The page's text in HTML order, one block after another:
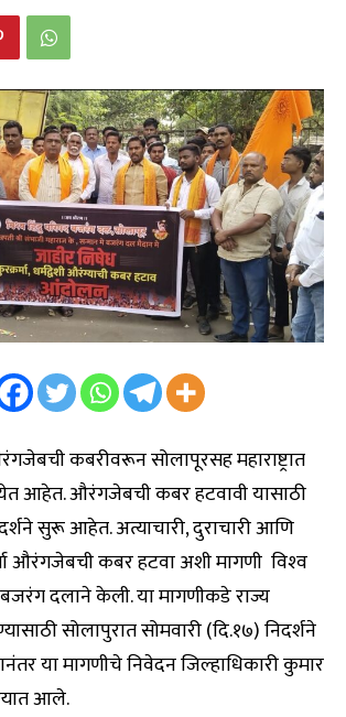
कबरीवरून सोलापूरसह महाराष्ट्रात
आहेत. औरंगजेबची कबर हटवावी यासाठी
सुरू आहेत. अत्याचारी, दुराचारी आणि
औरंगजेबची कबर हटवा अशी मागणी विश्‍व
दलाने केली. या मागणीकडे राज्य
सोलापुरात सोमवारी (दि.१७) निदर्शने
या मागणीचे निवेदन जिल्हाधिकारी कुमार
आले.